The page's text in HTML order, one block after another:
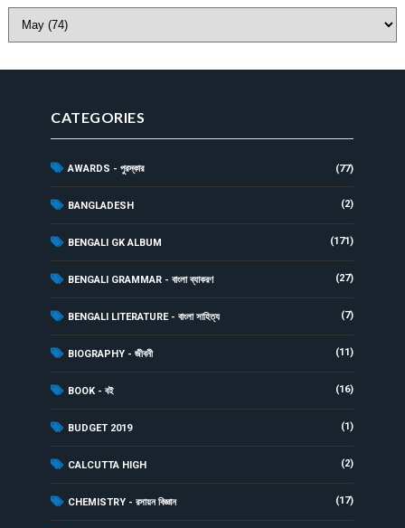
CATEGORIES
AWARDS - পুরস্কার (77)
BANGLADESH (2)
BENGALI GK ALBUM (171)
BENGALI GRAMMAR - বাংলা ব্যাকরণ (27)
BENGALI LITERATURE - বাংলা সাহিত্য (7)
BIOGRAPHY - জীবনী (11)
BOOK - বই (16)
BUDGET 2019 (1)
CALCUTTA HIGH (2)
CHEMISTRY - রসায়ন বিজ্ঞান (17)